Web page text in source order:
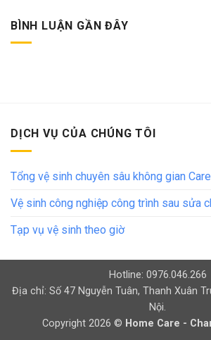
BÌNH LUẬN GẦN ĐÂY
DỊCH VỤ CỦA CHÚNG TÔI
Tổng vệ sinh chuyên sâu không gian
Vệ sinh công nghiệp công trình sau sửa
Tạp vụ vệ sinh theo giờ
Hotline: 0976.046.266
Địa chỉ: Số 47 Nguyễn Tuân, Thanh Xuân
Nội.
Copyright 2026 © Home Care -